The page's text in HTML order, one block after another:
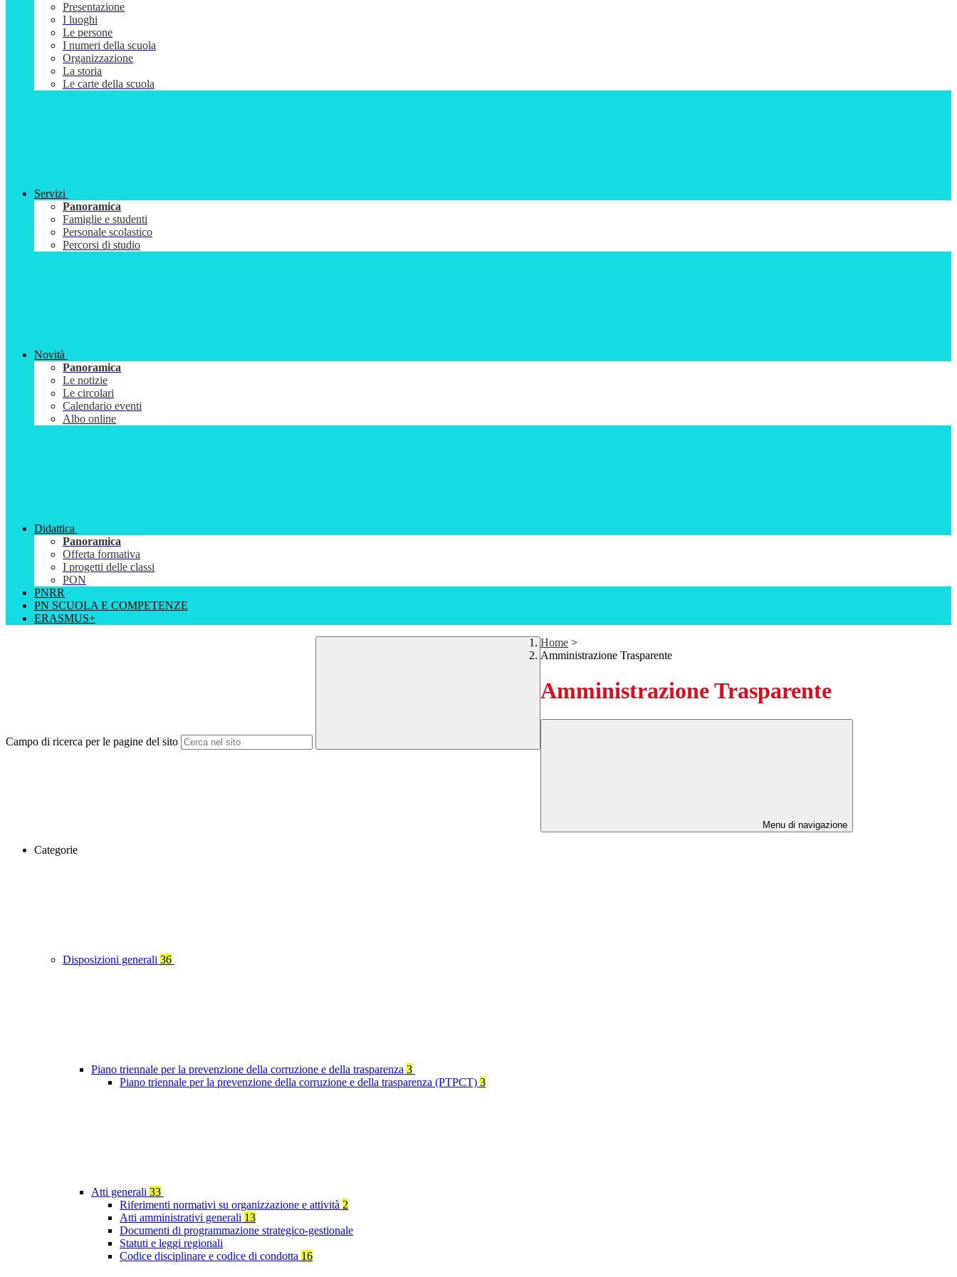
Presentazione
I luoghi
Le persone
I numeri della scuola
Organizzazione
La storia
Le carte della scuola
Servizi
Panoramica
Famiglie e studenti
Personale scolastico
Percorsi di studio
Novità
Panoramica
Le notizie
Le circolari
Calendario eventi
Albo online
Didattica
Panoramica
Offerta formativa
I progetti delle classi
PON
PNRR
PN SCUOLA E COMPETENZE
ERASMUS+
Campo di ricerca per le pagine del sito
Home >
Amministrazione Trasparente
Amministrazione Trasparente
Menu di navigazione
Categorie
Disposizioni generali 36
Piano triennale per la prevenzione della corruzione e della trasparenza 3
Piano triennale per la prevenzione della corruzione e della trasparenza (PTPCT) 3
Atti generali 33
Riferimenti normativi su organizzazione e attività 2
Atti amministrativi generali 13
Documenti di programmazione strategico-gestionale
Statuti e leggi regionali
Codice disciplinare e codice di condotta 16